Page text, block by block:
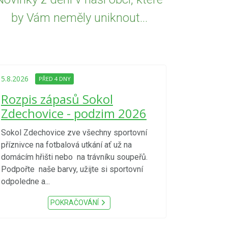
by Vám neměly uniknout...
5.8.2026 PŘED 4 DNY
Rozpis zápasů Sokol
Zdechovice - podzim 2026
Sokol Zdechovice zve všechny sportovní
příznivce na fotbalová utkání ať už na
domácím hřišti nebo na trávníku soupeřů.
Podpořte naše barvy, užijte si sportovní
odpoledne a...
POKRAČOVÁNÍ